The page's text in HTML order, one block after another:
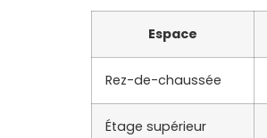
Espace
Rez-de-chaussée
Étage supérieur